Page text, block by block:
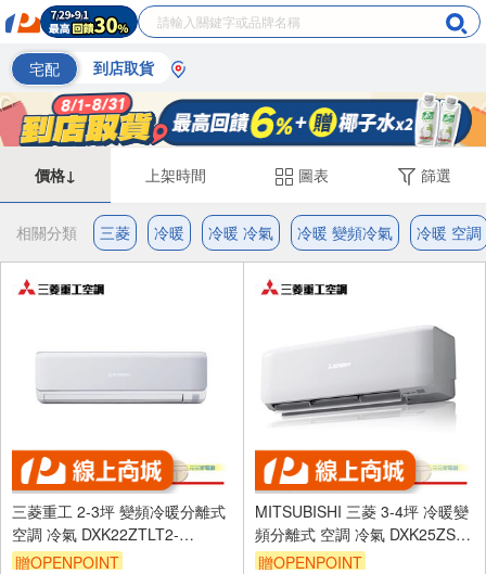
宅配 到店取貨
價格↓ 上架時間 圖表 篩選
相關分類 三菱 冷暖 冷暖 冷氣 冷暖 變頻冷氣 冷暖 空調
三菱重工 2-3坪 變頻冷暖分離式
空調 冷氣 DXK22ZTLT2-
W/DXC22ZTLT2-W
贈OPENPOINT
MITSUBISHI 三菱 3-4坪 冷暖變
頻分離式 空調 冷氣 DXK25ZST-
W/DXC25ZST-W
贈OPENPOINT